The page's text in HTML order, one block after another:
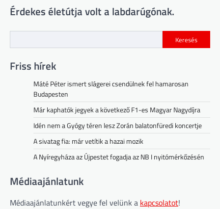
Érdekes életútja volt a labdarúgónak.
Keresés
Friss hírek
Máté Péter ismert slágerei csendülnek fel hamarosan
Budapesten
Már kaphatók jegyek a következő F1-es Magyar Nagydíjra
Idén nem a Gyógy téren lesz Zorán balatonfüredi koncertje
A sivatag fia: már vetítik a hazai mozik
A Nyíregyháza az Újpestet fogadja az NB I nyitómérkőzésén
Médiaajánlatunk
Médiaajánlatunkért vegye fel velünk a kapcsolatot!